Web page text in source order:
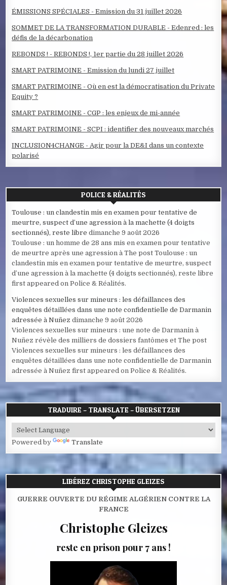
ÉMISSIONS SPÉCIALES - Emission du 31 juillet 2026
SOMMET DE LA TRANSFORMATION DURABLE - Edenred : les
défis de la décarbonation
REBONDS ! - REBONDS !, 1er partie du 28 juillet 2026
SMART PATRIMOINE - Emission du lundi 27 juillet
SMART PATRIMOINE - Où en est la démocratisation du Private
Equity ?
SMART PATRIMOINE - CGP : les enjeux de mi-année
SMART PATRIMOINE - SCPI : identifier des nouveaux marchés
INCLUSION4CHANGE - Agir pour la DE&I dans un contexte
polarisé
POLICE & RÉALITÉS
Toulouse : un clandestin mis en examen pour tentative de
meurtre, suspect d’une agression à la machette (4 doigts
sectionnés), reste libre dimanche 9 août 2026
Toulouse : un homme de 28 ans mis en examen pour tentative
de meurtre après une agression à The post Toulouse : un
clandestin mis en examen pour tentative de meurtre, suspect
d’une agression à la machette (4 doigts sectionnés), reste libre
first appeared on Police & Réalités.
Violences sexuelles sur mineurs : les défaillances des
enquêtes détaillées dans une note confidentielle de Darmanin
adressée à Nuñez dimanche 9 août 2026
Violences sexuelles sur mineurs : une note de Darmanin à
Nuñez révèle des milliers de dossiers fantômes et The post
Violences sexuelles sur mineurs : les défaillances des
enquêtes détaillées dans une note confidentielle de Darmanin
adressée à Nuñez first appeared on Police & Réalités.
TRADUIRE – TRANSLATE – ÜBERSETZEN
Powered by Translate
LIBÉREZ CHRISTOPHE GLEIZES
GUERRE OUVERTE DU RÉGIME ALGÉRIEN CONTRE LA
FRANCE
Christophe Gleizes
reste en prison pour 7 ans !